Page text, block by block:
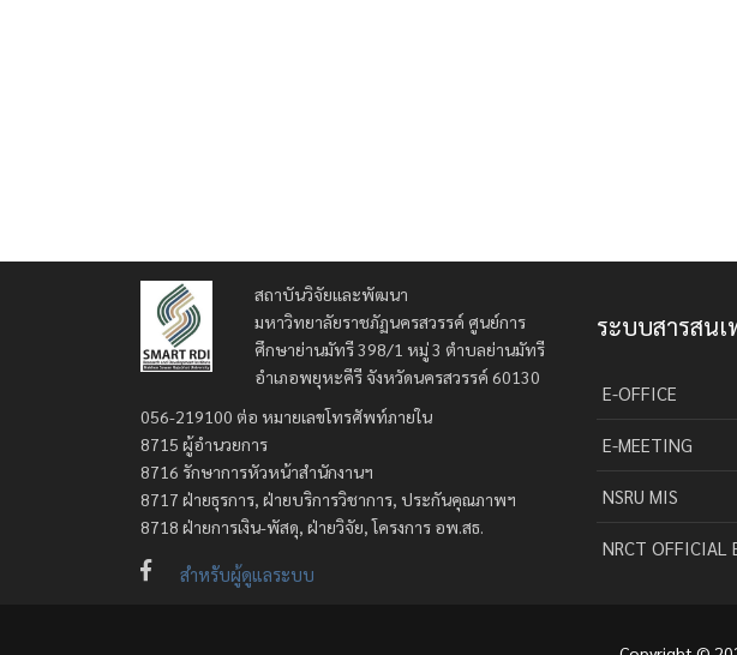
สถาบันวิจัยและพัฒนา
มหาวิทยาลัยราชภัฏนครสวรรค์ ศูนย์การ
ศึกษาย่านมัทรี 398/1 หมู่ 3 ตำบลย่านมัทรี
อำเภอพยุหะคีรี จังหวัดนครสวรรค์ 60130
056-219100 ต่อ หมายเลขโทรศัพท์ภายใน
8715 ผู้อำนวยการ
8716 รักษาการหัวหน้าสำนักงานฯ
8717 ฝ่ายธุรการ, ฝ่ายบริการวิชาการ, ประกันคุณภาพฯ
8718 ฝ่ายการเงิน-พัสดุ, ฝ่ายวิจัย, โครงการ อพ.สธ.
สำหรับผู้ดูแลระบบ
ระบบสารสนเ
E-OFFICE
E-MEETING
NSRU MIS
NRCT OFFICIAL